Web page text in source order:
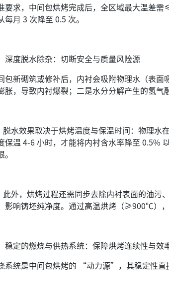
要求，中间包烘烤完成后，全区域最大温差
每月 3 次降至 0.5 次。
深度脱水除杂：切断安全与质量风险源
包新砌筑或修补后，内衬会吸附物理水（表
胀，导致内衬爆裂；二是水分分解产生的氢气
水效果取决于烘烤温度与保温时间：物理水
保温 4-6 小时，才能将内衬含水率降至 0.5%
。
，烘烤过程还需同步去除内衬表面的油污、
影响铸坯纯净度。通过高温烘烤（≥900℃）
稳定的燃烧与供热系统：保障烘烤连续性与效
系统是中间包烘烤的 “动力源”，其稳定性直